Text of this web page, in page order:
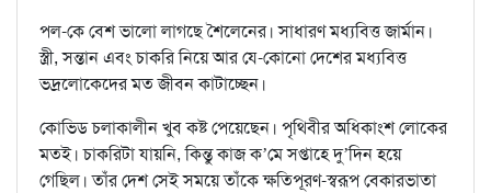
পল-কে বেশ ভালো লাগছে শৈলেনের। সাধারণ মধ‍্যবিত্ত জার্মান।
স্ত্রী, সন্তান এবং চাকরি নিয়ে আর যে-কোনো দেশের মধ‍্যবিত্ত
ভদ্রলোকেদের মত জীবন কাটাচ্ছেন।
কোভিড চলাকালীন খুব কষ্ট পেয়েছেন। পৃথিবীর অধিকাংশ লোকের
মতই। চাকরিটা যায়নি, কিন্তু কাজ ক’মে সপ্তাহে দু’দিন হয়ে
গেছিল। তাঁর দেশ সেই সময়ে তাঁকে ক্ষতিপূরণ-স্বরূপ বেকারভাতা